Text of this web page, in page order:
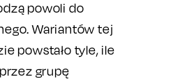
powoli do
Wariantów tej
powstało tyle, ile
grupę